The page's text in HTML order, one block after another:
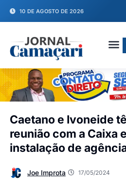
10 DE AGOSTO DE 2026
Caetano e Ivoneide
reunião com a Caixa
instalação de
Joe Improta 17/05/2024